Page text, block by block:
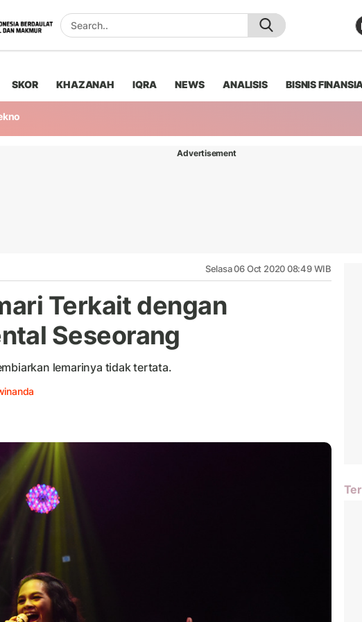
SKOR KHAZANAH IQRA NEWS ANALISIS BISNIS
Advertisement
Selasa 06 Oct 2020 08:49 WIB
Terkait dengan
Seseorang
lemarinya tidak tertata.